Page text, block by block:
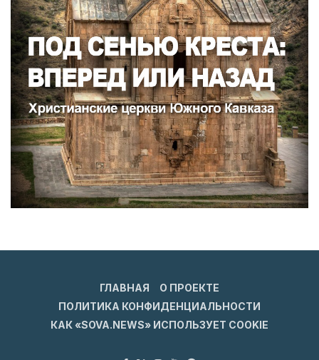
ГЛАВНАЯ
О ПРОЕКТЕ
ПОЛИТИКА КОНФИДЕНЦИАЛЬНОСТИ
КАК «SOVA.NEWS» ИСПОЛЬЗУЕТ COOKIE